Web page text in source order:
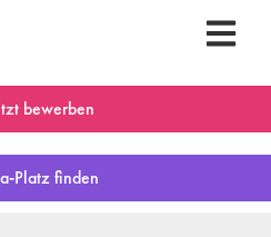
bewerben
Platz finden